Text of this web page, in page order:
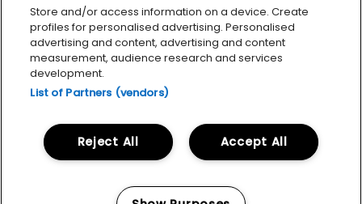
PersonvernerklæringTilgjengelighetserklæringCookies
Store and/or access information on a device. Create
profiles for personalised advertising. Personalised
advertising and content, advertising and content
measurement, audience research and services
development.
List of Partners (vendors)
Accept All
Reject All